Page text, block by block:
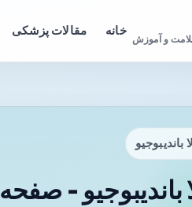
و آموزش
خانه مقالات پزشکی
باندیبوجیو
- صفحه 1